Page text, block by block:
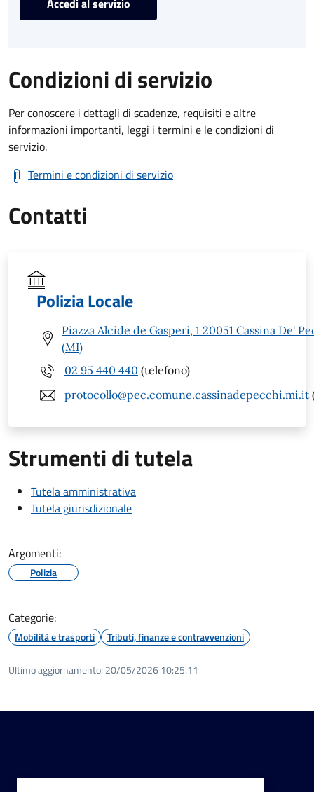
Condizioni di servizio
Per conoscere i dettagli di scadenze, requisiti e altre
informazioni importanti, leggi i termini e le condizioni di
servizio.
Termini e condizioni di servizio
Contatti
Polizia Locale
Piazza Alcide de Gasperi, 1 20051 Cassina De'
(MI)
02 95 440 440 (telefono)
protocollo@pec.comune.cassinadepecchi.mi.it
Strumenti di tutela
Tutela amministrativa
Tutela giurisdizionale
Argomenti:
Polizia
Categorie:
Mobilità e trasporti Tributi, finanze e contravvenzioni
Ultimo aggiornamento: 20/05/2026 10:25.11